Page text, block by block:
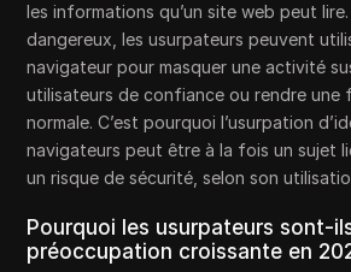
les informations qu’un site web peut
dangereux, les usurpateurs peuvent
navigateur pour masquer une activité
utilisateurs de confiance ou rendre une
normale. C’est pourquoi l’usurpation
navigateurs peut être à la fois un sujet
un risque de sécurité, selon son
Pourquoi les usurpateurs sont-
préoccupation croissante en